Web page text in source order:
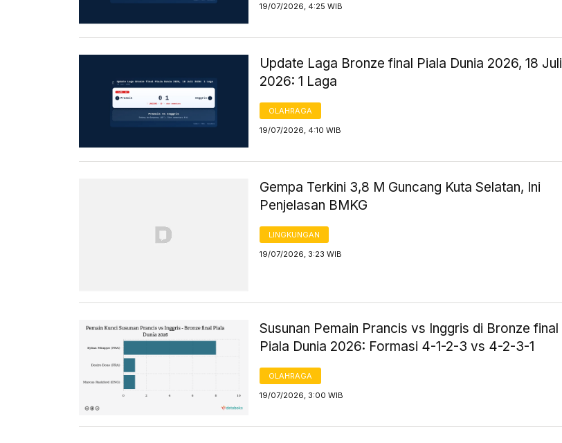
19/07/2026, 4:25 WIB
Update Laga Bronze final Piala Dunia 2026, 18 Juli
2026: 1 Laga
OLAHRAGA
19/07/2026, 4:10 WIB
Gempa Terkini 3,8 M Guncang Kuta Selatan, Ini
Penjelasan BMKG
LINGKUNGAN
19/07/2026, 3:23 WIB
Susunan Pemain Prancis vs Inggris di Bronze final
Piala Dunia 2026: Formasi 4-1-2-3 vs 4-2-3-1
OLAHRAGA
19/07/2026, 3:00 WIB